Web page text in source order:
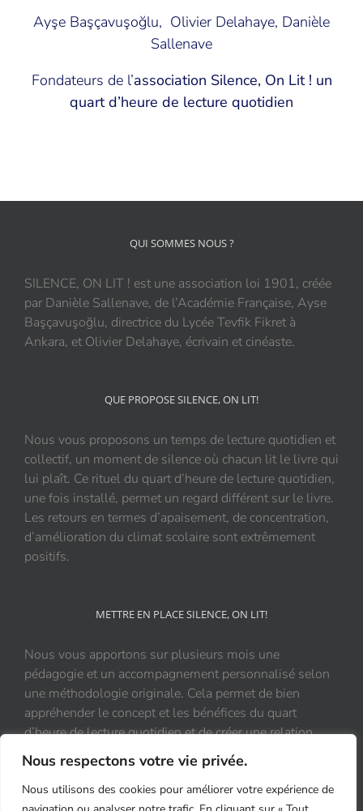
Nous respectons votre vie privée.
Nous utilisons des cookies pour améliorer votre expérience de
Ayşe Başçavuşoğlu, Olivier Delahaye, Danièle
Sallenave
Fondateurs de l’association Silence, On Lit ! un
quart d’heure de lecture quotidien
QUI SOMMES NOUS ?
SILENCE, ON LIT ! est une association loi 1901, créée
par Danièle Sallenave, de l’Académie Française, Ayse
Başçavuşoğlu, directrice du Lycée Tevfik Fikret à
Ankara, et Olivier Delahaye, écrivain et cinéaste.
QUE PROPOSE SILENCE, ON LIT!
Nous vous proposons un temps de lecture quotidien et
collectif, un moment de silence où chacun lit le livre qui
lui plaît. Ce rituel du quart d’heure de lecture quotidien,
une fois installé, permet un regard différent sur le livre.
Les retours en termes d’apaisement, de concentration,
d’amélioration du climat scolaire sont extrêmement
positifs.
METTRE EN PLACE SILENCE, ON LIT!
Nous vous apportons sur plusieurs mois une
pédagogie et un accompagnement personnalisé selon
une méthodologie originale. Cela permet de bien
appréhender le concept et les bénéfices du quart
d’heure de lecture quotidien et de créer une relation
durable et positive au livre.